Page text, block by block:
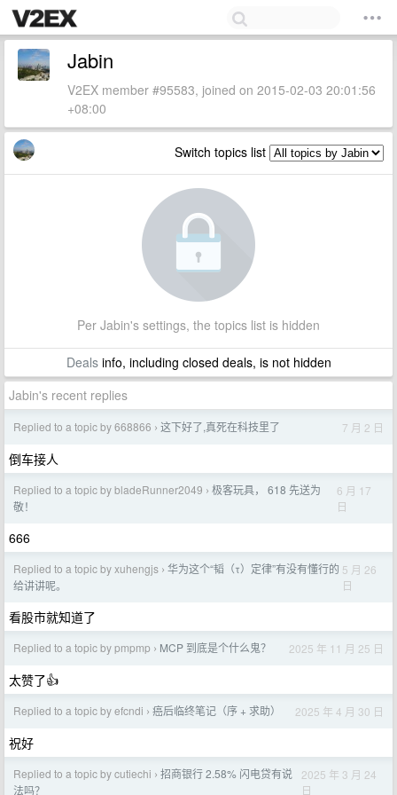
Jabin
V2EX member #95583, joined on 2015-02-03 20:01:56
+08:00
Switch topics list
Per Jabin's settings, the topics list is hidden
Dealsinfo, including closed deals, is not hidden
Jabin's recent replies
Replied to a topic by 668866 › 这下好了,真死在科技里了 7 月 2 日
倒车接人
Replied to a topic by bladeRunner2049 › 极客玩具， 618 先送为
敬！
6 月 17
日
666
Replied to a topic by xuhengjs › 华为这个“韬（τ）定律”有没有懂行的
给讲讲呢。
5 月 26
日
看股市就知道了
Replied to a topic by pmpmp › MCP 到底是个什么鬼？ 2025 年 11 月 25 日
太赞了👍
Replied to a topic by efcndi › 癌后临终笔记（序 + 求助） 2025 年 4 月 30 日
祝好
Replied to a topic by cutiechi › 招商银行 2.58% 闪电贷有说
法吗？
2025 年 3 月 24
日